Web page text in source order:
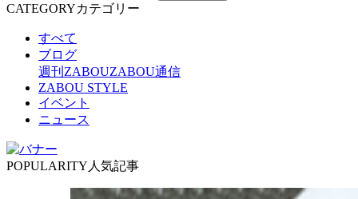
CATEGORYカテゴリー
すべて
ブログ
週刊ZABOUZABOU通信
ZABOU STYLE
イベント
ニュース
POPULARITY 人気記事